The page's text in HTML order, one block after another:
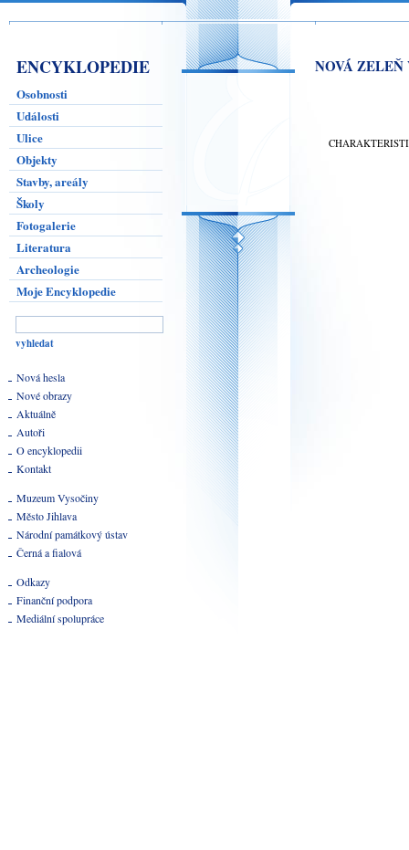
ENCYKLOPEDIE
Osobnosti
Události
Ulice
Objekty
Stavby, areály
Školy
Fotogalerie
Literatura
Archeologie
Moje Encyklopedie
Nová hesla
Nové obrazy
Aktuálně
Autoři
O encyklopedii
Kontakt
Muzeum Vysočiny
Město Jihlava
Národní památkový ústav
Černá a fialová
Odkazy
Finanční podpora
Mediální spolupráce
NOVÁ ZELEŇ